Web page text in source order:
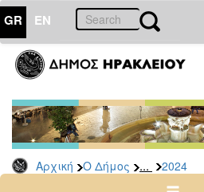
GR EN
Αρχική Ο Δήμος ... 2024
ΔΗΜΟΣ
Δελτία
Τύπου
Αρχείο
2026